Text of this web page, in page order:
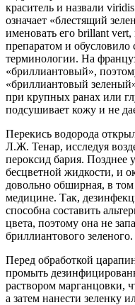
краситель и назвали
означает «блестящий
именовать его brillant vert,
препаратом и обусловило
терминологии. На
«бриллиантовый»,
«бриллиантовый
при крупных ранах или
подсушивает кожу и не
Перекись водорода
Л.Ж. Тенар, исследуя
пероксид бария. Позднее
бесцветной жидкости, и
довольно обширная, в
медицине. Так,
способна составить
цвета, поэтому она не
бриллиантового зеленого.
Перед обработкой
промыть
раствором марганцовки,
а затем нанести зеленку